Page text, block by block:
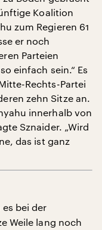
Koalition
zum Regieren 61
er noch
Parteien
einfach sein.“ Es
Rechts-Partei
zehn Sitze an.
innerhalb von
Sznaider. „Wird
das ist ganz
bei der
Weile lang noch